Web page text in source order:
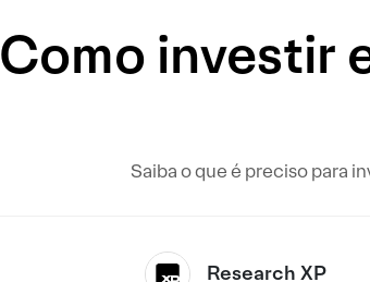
Como investir
Saiba o que é preciso para
Research XP